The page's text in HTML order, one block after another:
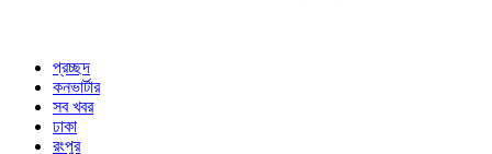
প্রচ্ছদ
কনভার্টার
সব খবর
ঢাকা
রংপুর